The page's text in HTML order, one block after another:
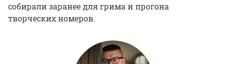
собирали заранее для грима и прогона
творческих номеров.